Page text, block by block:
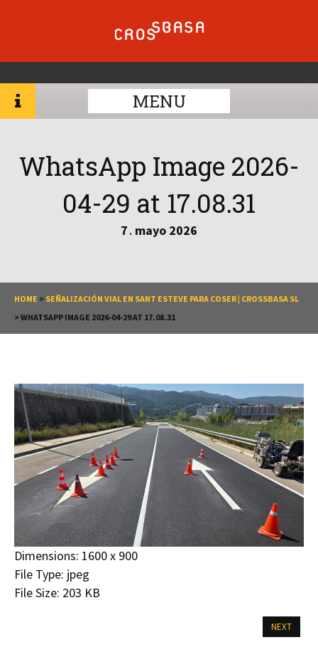
MENU
WhatsApp Image 2026-
04-29 at 17.08.31
7 . mayo 2026
HOME > SEÑALIZACIÓN VIAL EN SANT ESTEVE PARA COSER | CROSSBASA SL
>WHATSAPP IMAGE 2026-04-29 AT 17.08.31
Dimensions: 1600 x 900
File Type: jpeg
File Size: 203 KB
NEXT